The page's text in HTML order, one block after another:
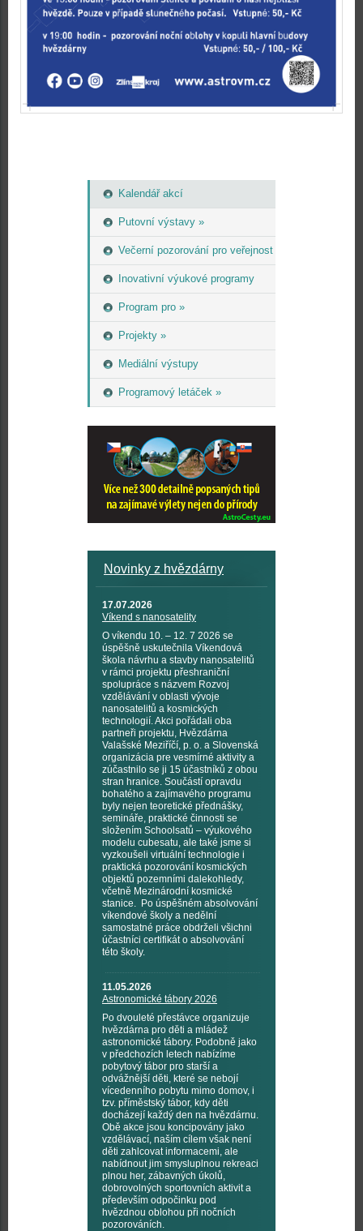
Kalendář akcí
Putovní výstavy »
Večerní pozorování pro veřejnost
Inovativní výukové programy
Program pro »
Projekty »
Mediální výstupy
Programový letáček »
Novinky z hvězdárny
17.07.2026
Víkend s nanosatelity
O víkendu 10. – 12. 7 2026 se
úspěšně uskutečnila Víkendová
škola návrhu a stavby nanosatelitů
v rámci projektu přeshraniční
spolupráce s názvem Rozvoj
vzdělávání v oblasti vývoje
nanosatelitů a kosmických
technologií. Akci pořádali oba
partneři projektu, Hvězdárna
Valašské Meziříčí, p. o. a Slovenská
organizácia pre vesmírné aktivity a
zúčastnilo se ji 15 účastníků z obou
stran hranice. Součástí opravdu
bohatého a zajímavého programu
byly nejen teoretické přednášky,
semináře, praktické činnosti se
složením Schoolsatů – výukového
modelu cubesatu, ale také jsme si
vyzkoušeli virtuální technologie i
praktická pozorování kosmických
objektů pozemními dalekohledy,
včetně Mezinárodní kosmické
stanice. Po úspěšném absolvování
víkendové školy a nedělní
samostatné práce obdrželi všichni
účastníci certifikát o absolvování
této školy.
11.05.2026
Astronomické tábory 2026
Po dvouleté přestávce organizuje
hvězdárna pro děti a mládež
astronomické tábory. Podobně jako
v předchozích letech nabízíme
pobytový tábor pro starší a
odvážnější děti, které se nebojí
vícedenního pobytu mimo domov, i
tzv. příměstský tábor, kdy děti
docházejí každý den na hvězdárnu.
Obě akce jsou koncipovány jako
vzdělávací, naším cílem však není
děti zahlcovat informacemi, ale
nabídnout jim smysluplnou rekreaci
plnou her, zábavných úkolů,
dobrovolných sportovních aktivit a
především odpočinku pod
hvězdnou oblohou při nočních
pozorováních.